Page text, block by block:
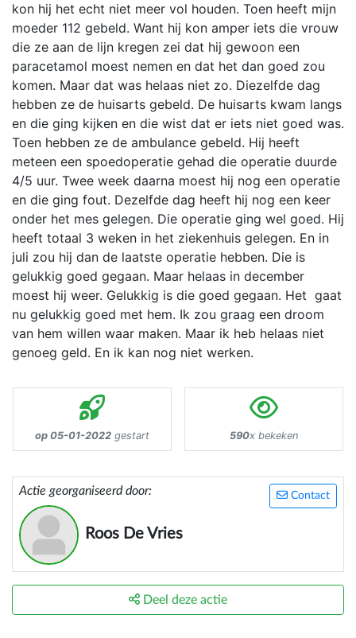
kon hij het echt niet meer vol houden. Toen heeft mijn
moeder 112 gebeld. Want hij kon amper iets die vrouw
die ze aan de lijn kregen zei dat hij gewoon een
paracetamol moest nemen en dat het dan goed zou
komen. Maar dat was helaas niet zo. Diezelfde dag
hebben ze de huisarts gebeld. De huisarts kwam langs
en die ging kijken en die wist dat er iets niet goed was.
Toen hebben ze de ambulance gebeld. Hij heeft
meteen een spoedoperatie gehad die operatie duurde
4/5 uur. Twee week daarna moest hij nog een operatie
en die ging fout. Dezelfde dag heeft hij nog een keer
onder het mes gelegen. Die operatie ging wel goed. Hij
heeft totaal 3 weken in het ziekenhuis gelegen. En in
juli zou hij dan de laatste operatie hebben. Die is
gelukkig goed gegaan. Maar helaas in december
moest hij weer. Gelukkig is die goed gegaan. Het gaat
nu gelukkig goed met hem. Ik zou graag een droom
van hem willen waar maken. Maar ik heb helaas niet
genoeg geld. En ik kan nog niet werken.
op 05-01-2022 gestart 590x bekeken
Contact
Actie georganiseerd door:
Roos De Vries
Deel deze actie